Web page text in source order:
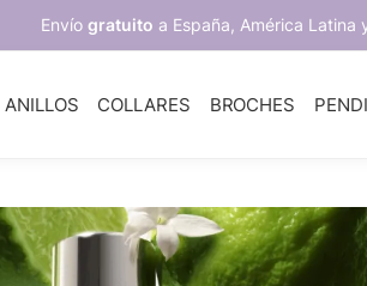
Envío gratuito a España, América Latina
ANILLOS COLLARES BROCHES